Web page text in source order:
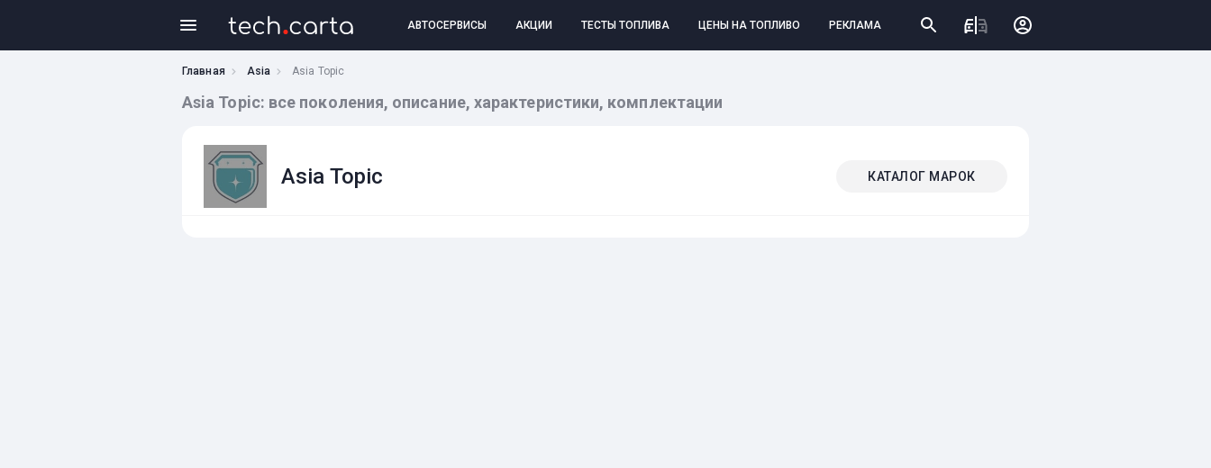
АВТОСЕРВИСЫ АКЦИИ ТЕСТЫ ТОПЛИВА ЦЕНЫ НА ТОПЛИВО РЕКЛАМА
Главная Asia Asia Topic
Asia Topic: все поколения, описание, характеристики, комплектации
Asia Topic КАТАЛОГ МАРОК